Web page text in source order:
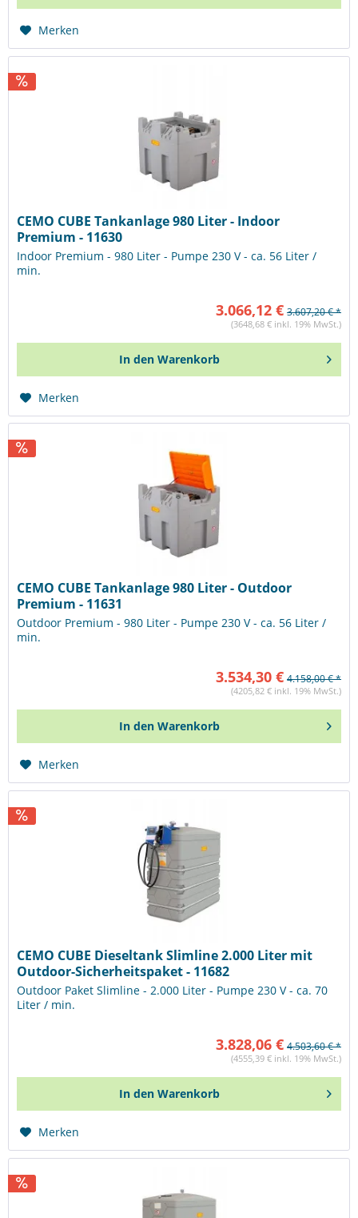
Merken
CEMO CUBE Tankanlage 980 Liter - Indoor
Premium - 11630
Indoor Premium - 980 Liter - Pumpe 230 V - ca. 56 Liter /
min.
3.066,12 € 3.607,20 € *
(3648,68 € inkl. 19% MwSt.)
In den Warenkorb
Merken
CEMO CUBE Tankanlage 980 Liter - Outdoor
Premium - 11631
Outdoor Premium - 980 Liter - Pumpe 230 V - ca. 56 Liter /
min.
3.534,30 € 4.158,00 € *
(4205,82 € inkl. 19% MwSt.)
In den Warenkorb
Merken
CEMO CUBE Dieseltank Slimline 2.000 Liter mit
Outdoor-Sicherheitspaket - 11682
Outdoor Paket Slimline - 2.000 Liter - Pumpe 230 V - ca. 70
Liter / min.
3.828,06 € 4.503,60 € *
(4555,39 € inkl. 19% MwSt.)
In den Warenkorb
Merken